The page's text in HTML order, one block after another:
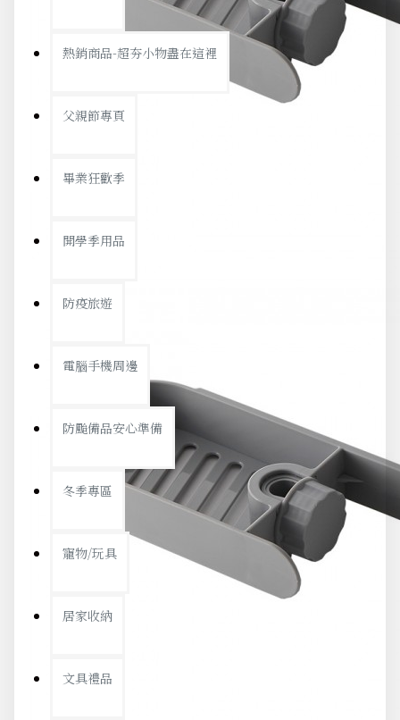
熱銷商品-超夯小物盡在這裡
父親節專頁
畢業狂歡季
開學季用品
防疫旅遊
電腦手機周邊
防颱備品安心準備
冬季專區
寵物/玩具
居家收納
文具禮品